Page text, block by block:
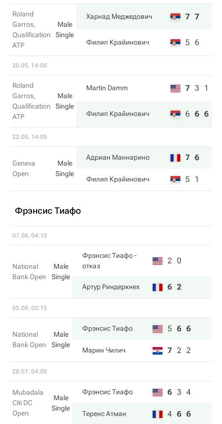
Roland
Garros,
Qualification
ATP
Male
Single
Харнад Меджедович 7 7
Филип Крайинович 5 6
20.05, 14:00
Roland
Garros,
Qualification
ATP
Male
Single
Martin Damm 7 3 1
Филип Крайинович 6 6 6
22.05, 14:05
Geneva
Open
Male
Single
Адриан Маннарино 7 6
Филип Крайинович 5 1
Фрэнсис Тиафо
07.08, 04:10
National
Bank Open
Male
Single
Фрэнсис Тиафо-
отказ
2 0
Артур Риндеркнех 6 2
05.08, 02:15
National
Bank Open
Male
Single
Фрэнсис Тиафо 5 6 6
Марин Чилич 7 2 2
28.07, 04:05
Mubadala
Citi DC
Open
Male
Single
Фрэнсис Тиафо 6 3 4
Теренс Атман 4 6 6